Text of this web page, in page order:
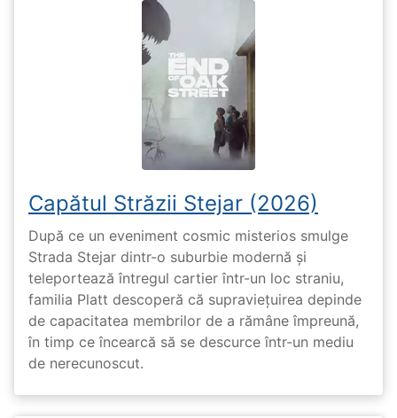
Capătul Străzii Stejar (2026)
După ce un eveniment cosmic misterios smulge
Strada Stejar dintr-o suburbie modernă și
teleportează întregul cartier într-un loc straniu,
familia Platt descoperă că supraviețuirea depinde
de capacitatea membrilor de a rămâne împreună,
în timp ce încearcă să se descurce într-un mediu
de nerecunoscut.